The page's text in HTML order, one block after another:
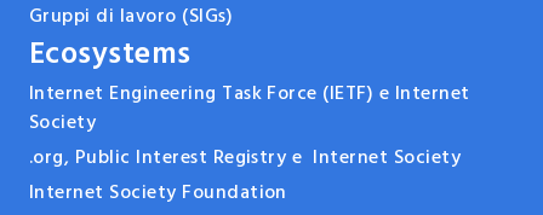
Gruppi di lavoro (SIGs)
Ecosystems
Internet Engineering Task Force (IETF) e Internet
Society
.org, Public Interest Registry e Internet Society
Internet Society Foundation